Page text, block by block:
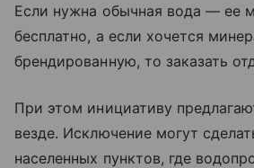
Если нужна обычная вода — ее
бесплатно, а если хочется
брендированную, то заказать
При этом инициативу
везде. Исключение могут
населенных пунктов, где